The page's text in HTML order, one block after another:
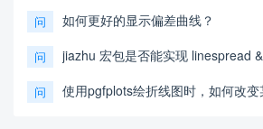
问 如何更好的显示偏差曲线？
问 jiazhu 宏包是否能实现 linespread
问 使用pgfplots绘折线图时，如何改变